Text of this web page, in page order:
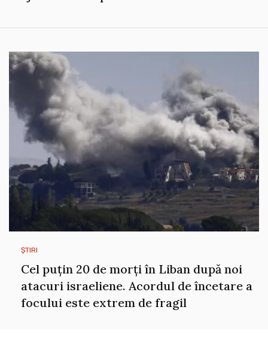
ȘTIRI
Cel puțin 20 de morți în Liban după noi
atacuri israeliene. Acordul de încetare a
focului este extrem de fragil